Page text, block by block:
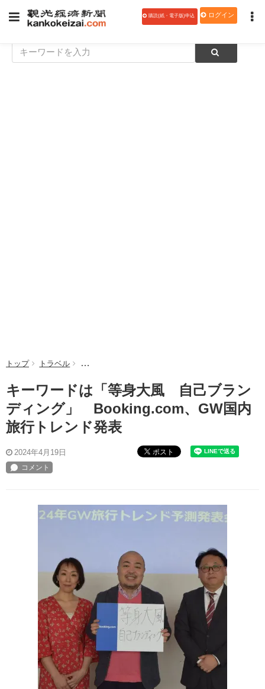
購読(紙・電子版)申込 ログイン
トップ トラベル キーワードは「等身大風 自己ブランディング」
キーワードは「等身大風 自己ブラン
ディング」 Booking.com、GW国内
旅行トレンド発表
2024年4月19日 ポスト